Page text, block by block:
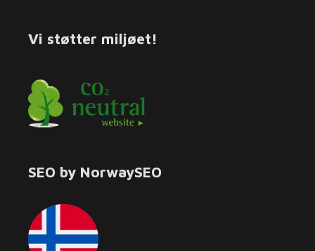
Vi støtter miljøet!
SEO by NorwaySEO